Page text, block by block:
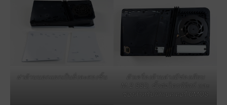
ฝาด้านนอกแยกเป็นฝั่งละสองชิ้น
ตัวเครื่องด้านล่างมีช่องเสียบ
M.2 SSD, ขั้วต่อไดรฟ์ดิสก์ และ
ช่องสำหรับใส่แบตเตอรี่ CMOS